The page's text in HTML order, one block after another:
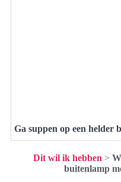
Ga suppen op een helder
Dit wil ik hebben >
buitenlamp